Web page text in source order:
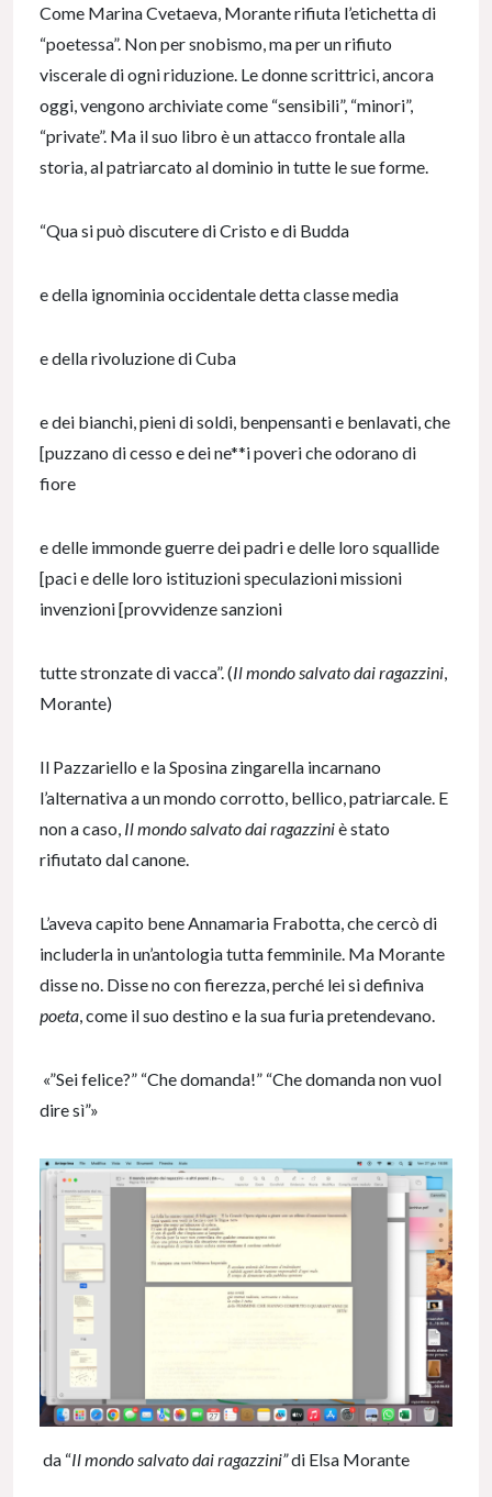
Come Marina Cvetaeva, Morante rifiuta l’etichetta di
“poetessa”. Non per snobismo, ma per un rifiuto
viscerale di ogni riduzione. Le donne scrittrici, ancora
oggi, vengono archiviate come “sensibili”, “minori”,
“private”. Ma il suo libro è un attacco frontale alla
storia, al patriarcato al dominio in tutte le sue forme.
“Qua si può discutere di Cristo e di Budda
e della ignominia occidentale detta classe media
e della rivoluzione di Cuba
e dei bianchi, pieni di soldi, benpensanti e benlavati, che
[puzzano di cesso e dei ne**i poveri che odorano di
fiore
e delle immonde guerre dei padri e delle loro squallide
[paci e delle loro istituzioni speculazioni missioni
invenzioni [provvidenze sanzioni
tutte stronzate di vacca”. (Il mondo salvato dai ragazzini
Morante)
Il Pazzariello e la Sposina zingarella incarnano
l’alternativa a un mondo corrotto, bellico, patriarcale. E
non a caso, Il mondo salvato dai ragazziniè stato
rifiutato dal canone.
L’aveva capito bene Annamaria Frabotta, che cercò di
includerla in un’antologia tutta femminile. Ma Morante
disse no. Disse no con fierezza, perché lei si definiva
poeta , come il suo destino e la sua furia pretendevano.
«”Sei felice?” “Che domanda!” “Che domanda non vuol
dire sì”»
da “Il mondo salvato dai ragazzini”di Elsa Morante